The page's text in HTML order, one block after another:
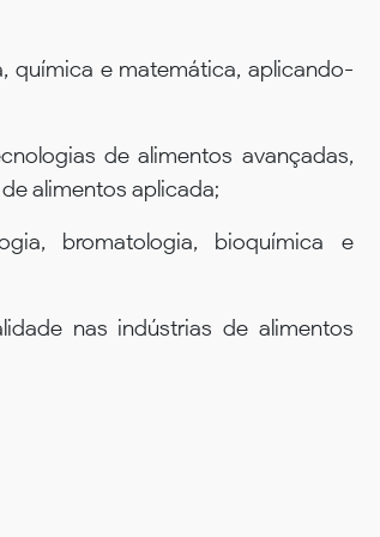
química e matemática, aplicando-
de alimentos avançadas,
alimentos aplicada;
bromatologia, bioquímica e
nas indústrias de alimentos